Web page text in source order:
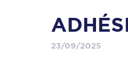
23/09/2025